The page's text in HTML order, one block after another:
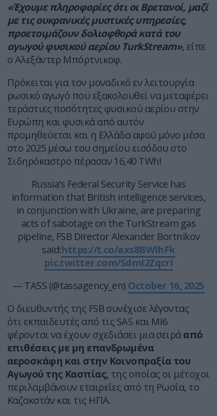
«Έχουμε πληροφορίες ότι οι Βρετανοί, μαζί
με τις ουκρανικές μυστικές υπηρεσίες,
προετοιμάζουν δολιοφθορά κατά του
αγωγού φυσικού αερίου TurkStream», είπε
ο Αλεξάντερ Μπόρτνικοφ.
Πρόκειται για τον μοναδικό εν λειτουργία
ρωσικό αγωγό που εξακολουθεί να μεταφέρει
τεράστιες ποσότητες φυσικού αερίου στην
Ευρώπη και φυσικά από αυτόν
προμηθεύεται και η Ελλάδα αφού μόνο μέσα
στο 2025 μέσω του σημείου εισόδου στο
Σιδηρόκαστρο πέρασαν 16,40 TWh!
Russia’s Federal Security Service has
information that British intelligence services,
in conjunction with Ukraine, are preparing
acts of sabotage on the TurkStream gas
pipeline, FSB Director Alexander Bortnikov
said:https://t.co/axs8BWIhFk
pic.twitter.com/SdmI2ZqcrI
— TASS (@tassagency_en) October 16, 2025
Ο διευθυντής της FSB συνέχισε λέγοντας
ότι εκπαιδευτές από τις SAS και MI6
φέρονται να έχουν σχεδιάσει μια σειράαπό
επιθέσεις με μη επανδρωμένα
αεροσκάφη και στην Κοινοπραξία του
Αγωγού της Κασπίας, της οποίας οι μέτοχοι
περιλαμβάνουν εταιρείες από τη Ρωσία, το
Καζακστάν και τις ΗΠΑ.